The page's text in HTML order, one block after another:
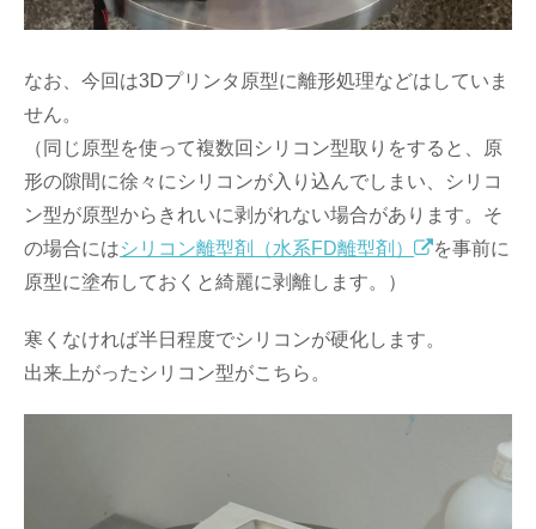
なお、今回は3Dプリンタ原型に離形処理などはしていま
せん。
（同じ原型を使って複数回シリコン型取りをすると、原
形の隙間に徐々にシリコンが入り込んでしまい、シリコ
ン型が原型からきれいに剥がれない場合があります。そ
の場合にはシリコン離型剤（水系FD離型剤）
を事前に
原型に塗布しておくと綺麗に剥離します。）
寒くなければ半日程度でシリコンが硬化します。
出来上がったシリコン型がこちら。